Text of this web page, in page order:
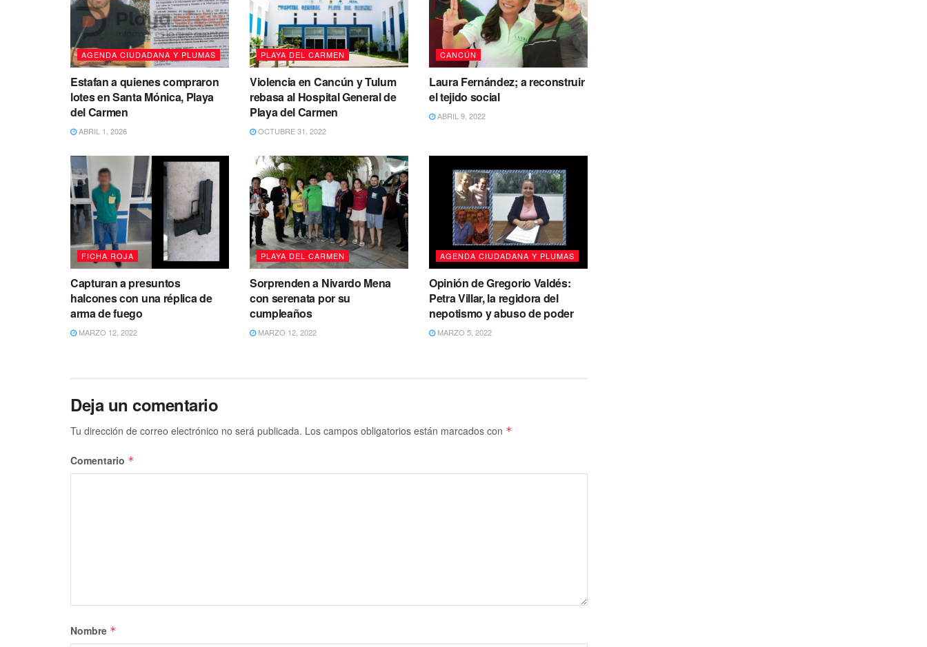
AGENDA CIUDADANA Y PLUMAS
Estafan a quienes compraron
lotes en Santa Mónica, Playa
del Carmen
ABRIL 1, 2026
PLAYA DEL CARMEN
Violencia en Cancún y Tulum
rebasa al Hospital General de
Playa del Carmen
OCTUBRE 31, 2022
CANCÚN
Laura Fernández; a reconstruir
el tejido social
ABRIL 9, 2022
FICHA ROJA
Capturan a presuntos
halcones con una réplica de
arma de fuego
MARZO 12, 2022
PLAYA DEL CARMEN
Sorprenden a Nivardo Mena
con serenata por su
cumpleaños
MARZO 12, 2022
AGENDA CIUDADANA Y PLUMAS
Opinión de Gregorio Valdés:
Petra Villar, la regidora del
nepotismo y abuso de poder
MARZO 5, 2022
Deja un comentario
Tu dirección de correo electrónico no será publicada. Los campos obligatorios están marcados con *
Comentario *
Nombre *